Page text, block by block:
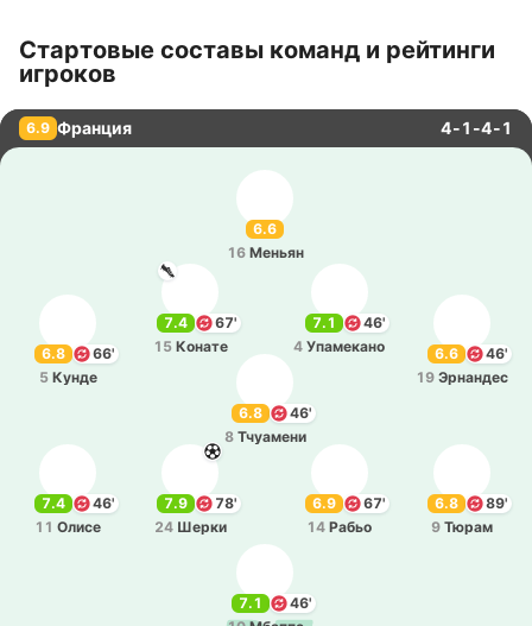
Стартовые составы команд и рейтинги
игроков
6.9 Франция 4-1-4-1
6.6
16 Меньян
6.6
46'
19 Эрна­ндес
6.8
66'
5 Кунде
7.4
67'
15 Конате
7.1
46'
4 Упа­ме­ка­но
7.4
46'
11 Олисе
6.8
89'
9 Тюрам
6.8
46'
8 Тчуа­ме­ни
7.9
78'
24 Шерки
6.9
67'
14 Рабьо
7.1
46'